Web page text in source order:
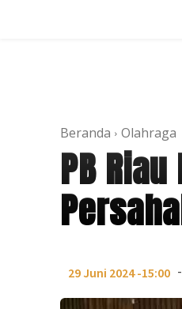
Beranda Olahraga
PB
29 Juni 2024 -15:00 -